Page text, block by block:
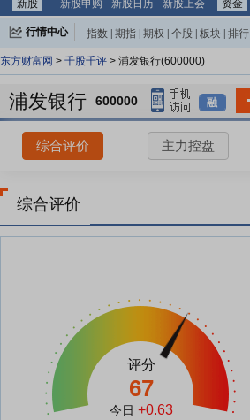
新股
新股申购 新股日历 新股上会 资金
行情中心 指数 期指 期权 个股 板块 排行
东方财富网 > 千股千评 > 浦发银行(600000)
浦发银行 600000 融
综合评价 主力控盘
综合评价
评分
67
今日 +0.63